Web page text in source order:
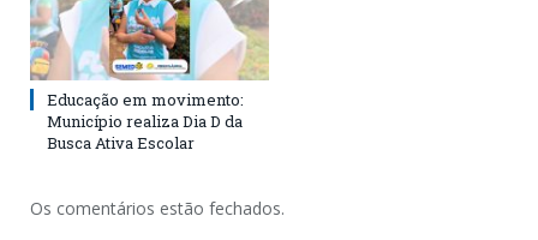
Educação em movimento:
Município realiza Dia D da
Busca Ativa Escolar
Os comentários estão fechados.